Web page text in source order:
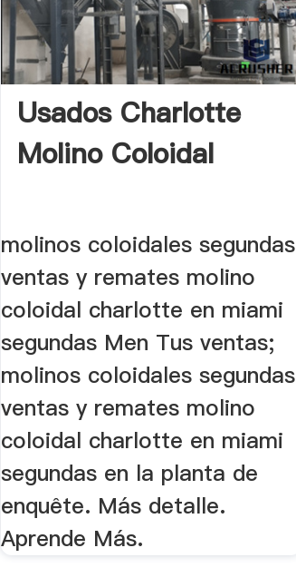
Usados Charlotte
Molino Coloidal
molinos coloidales segundas
ventas y remates molino
coloidal charlotte en miami
segundas Men Tus ventas;
molinos coloidales segundas
ventas y remates molino
coloidal charlotte en miami
segundas en la planta de
enquête. Más detalle.
Aprende Más.